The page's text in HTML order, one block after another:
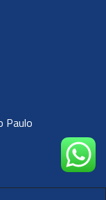
Paulo